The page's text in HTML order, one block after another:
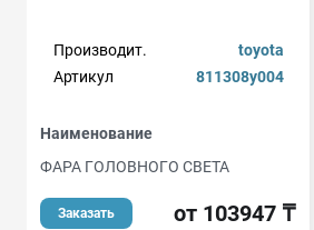
Производит.
toyota
Артикул
811308y004
Наименование
ФАРА ГОЛОВНОГО СВЕТА
Заказать от 103947 ₸